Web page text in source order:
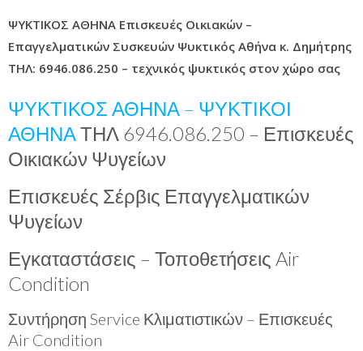
ΨΥΚΤΙΚΟΣ ΑΘΗΝΑ Επισκευές Οικιακών –
Επαγγελματικών Συσκευών Ψυκτικός Αθήνα κ. Δημήτρης
ΤΗΛ: 6946.086.250 – τεχνικός ψυκτικός στον χώρο σας
ΨΥΚΤΙΚΟΣ ΑΘΗΝΑ – ΨΥΚΤΙΚΟΙ
ΑΘΗΝΑΤΗΛ 6946.086.250 – Επισκευές
Οικιακών Ψυγείων
Επισκευές Σέρβις Επαγγελματικών
Ψυγείων
Εγκαταστάσεις – Τοποθετήσεις Air
Condition
Συντήρηση Service Κλιματιστικών – Επισκευές
Air Condition